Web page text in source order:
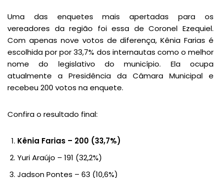
Uma das enquetes mais apertadas para os
vereadores da região foi essa de Coronel Ezequiel.
Com apenas nove votos de diferença, Kênia Farias é
escolhida por por 33,7% dos internautas como o melhor
nome do legislativo do município. Ela ocupa
atualmente a Presidência da Câmara Municipal e
recebeu 200 votos na enquete.
Confira o resultado final:
Kênia Farias – 200 (33,7%)
Yuri Araújo – 191 (32,2%)
Jadson Pontes – 63 (10,6%)